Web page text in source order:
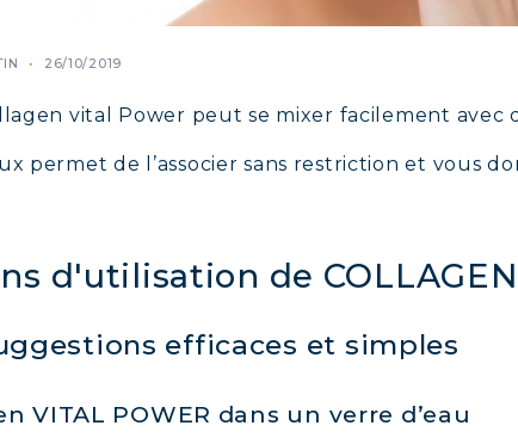
26/10/2019
vital Power peut se mixer facilement avec
permet de l’associer sans restriction et vous
d'utilisation de
efficaces et simples
VITAL POWER dans un verre d’eau